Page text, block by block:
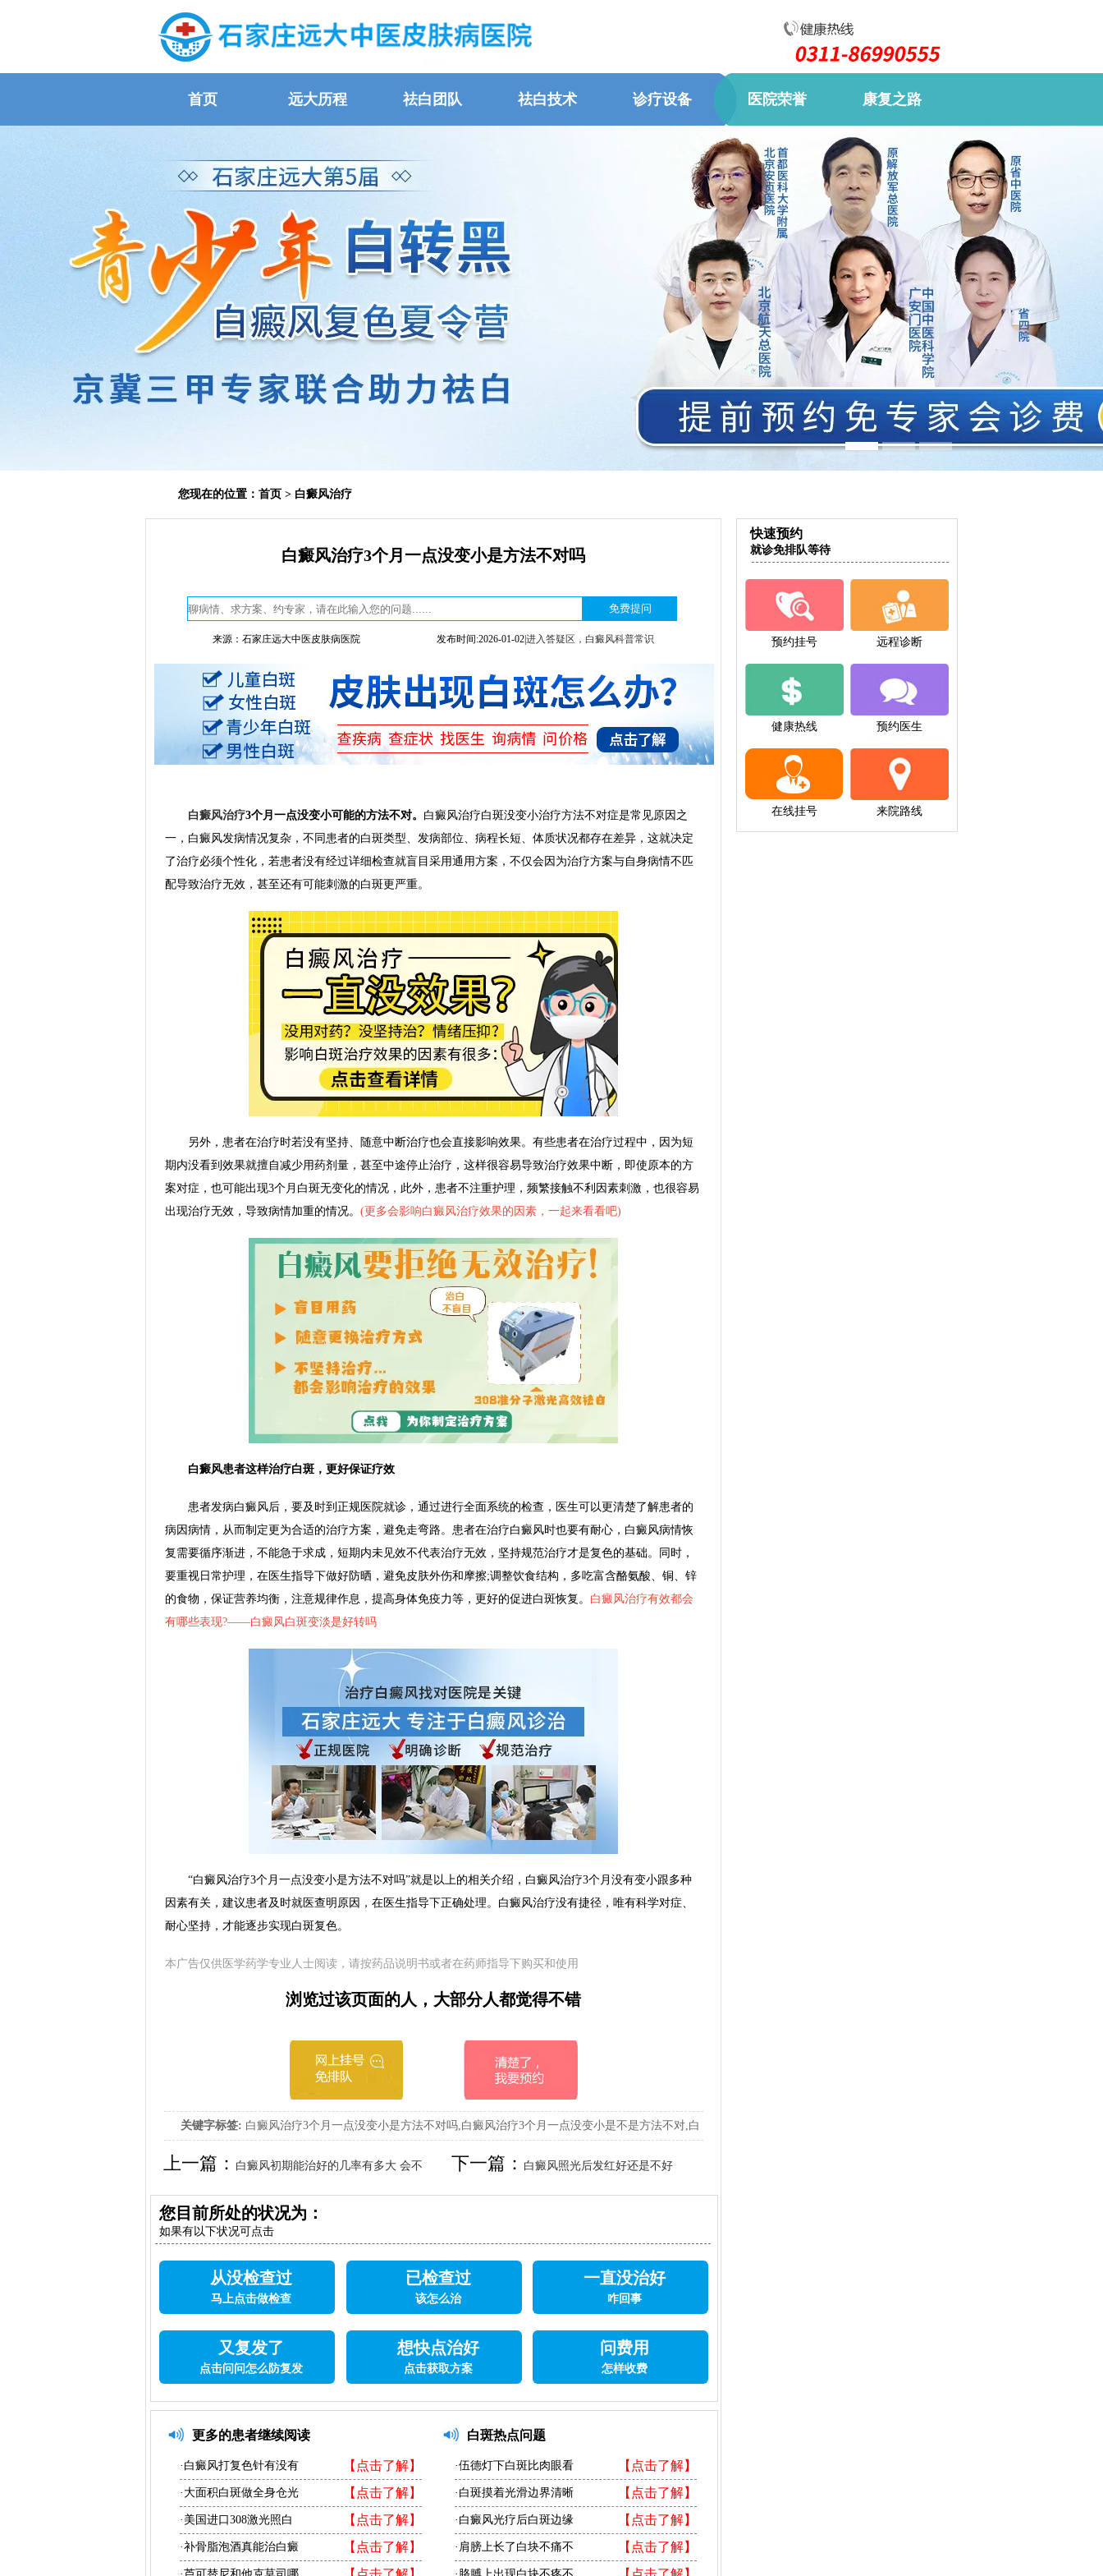
首页 远大历程 祛白团队 祛白技术 诊疗设备 医院荣誉 康复之路
您现在的位置： 首页 > 白癜风治疗
白癜风治疗3个月一点没变小是方法不对吗
来源：石家庄远大中医皮肤病医院 发布时间:2026-01-02|进入答疑区，白癜风科普常识
白癜风治疗3个月一点没变小可能的方法不对。 白癜风治疗白斑没变小治疗方法不对症是常见原因之
一，白癜风发病情况复杂，不同患者的白斑类型、发病部位、病程长短、体质状况都存在差异，这就决定
了治疗必须个性化，若患者没有经过详细检查就盲目采用通用方案，不仅会因为治疗方案与自身病情不匹
配导致治疗无效，甚至还有可能刺激的白斑更严重。
另外，患者在治疗时若没有坚持、随意中断治疗也会直接影响效果。有些患者在治疗过程中，因为短
期内没看到效果就擅自减少用药剂量，甚至中途停止治疗，这样很容易导致治疗效果中断，即使原本的方
案对症，也可能出现3个月白斑无变化的情况，此外，患者不注重护理，频繁接触不利因素刺激，也很容易
出现治疗无效，导致病情加重的情况。 (更多会影响白癜风治疗效果的因素，一起来看看吧)
白癜风患者这样治疗白斑，更好保证疗效
患者发病白癜风后，要及时到正规医院就诊，通过进行全面系统的检查，医生可以更清楚了解患者的
病因病情，从而制定更为合适的治疗方案，避免走弯路。患者在治疗白癜风时也要有耐心，白癜风病情恢
复需要循序渐进，不能急于求成，短期内未见效不代表治疗无效，坚持规范治疗才是复色的基础。同时，
要重视日常护理，在医生指导下做好防晒，避免皮肤外伤和摩擦;调整饮食结构，多吃富含酪氨酸、铜、锌
的食物，保证营养均衡，注意规律作息，提高身体免疫力等，更好的促进白斑恢复。 白癜风治疗有效都会
有哪些表现?——白癜风白斑变淡是好转吗
“白癜风治疗3个月一点没变小是方法不对吗”就是以上的相关介绍，白癜风治疗3个月没有变小跟多种
因素有关，建议患者及时就医查明原因，在医生指导下正确处理。白癜风治疗没有捷径，唯有科学对症、
耐心坚持，才能逐步实现白斑复色。
本广告仅供医学药学专业人士阅读，请按药品说明书或者在药师指导下购买和使用
浏览过该页面的人，大部分人都觉得不错
关键字标签: 白癜风治疗3个月一点没变小是方法不对吗,白癜风治疗3个月一点没变小是不是方法不对,白
癜风治疗没变小是方法不对吗
上一篇： 白癜风初期能治好的几率有多大 会不
会复发
下一篇： 白癜风照光后发红好还是不好
您目前所处的状况为：
如果有以下状况可点击
从没检查过
马上点击做检查
已检查过
该怎么治
一直没治好
咋回事
又复发了
点击问问怎么防复发
想快点治好
点击获取方案
问费用
怎样收费
更多的患者继续阅读
【点击了解】
·白癜风打复色针有没有
【点击了解】
·大面积白斑做全身仓光
【点击了解】
·美国进口308激光照白
【点击了解】
·补骨脂泡酒真能治白癜
白斑热点问题
【点击了解】
·伍德灯下白斑比肉眼看
【点击了解】
·白斑摸着光滑边界清晰
【点击了解】
·白癜风光疗后白斑边缘
【点击了解】
·肩膀上长了白块不痛不
快速预约
就诊免排队等待
预约挂号 远程诊断
健康热线 预约医生
在线挂号 来院路线